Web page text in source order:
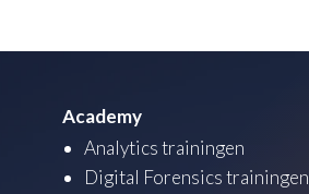
Academy
Analytics trainingen
Digital Forensics trainingen